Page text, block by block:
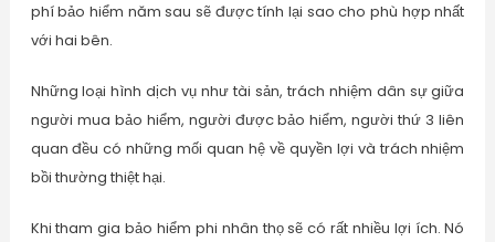
phí bảo hiểm năm sau sẽ được tính lại sao cho phù hợp nhất
với hai bên.
Những loại hình dịch vụ như tài sản, trách nhiệm dân sự giữa
người mua bảo hiểm, người được bảo hiểm, người thứ 3 liên
quan đều có những mối quan hệ về quyền lợi và trách nhiệm
bồi thường thiệt hại.
Khi tham gia bảo hiểm phi nhân thọ sẽ có rất nhiều lợi ích. Nó